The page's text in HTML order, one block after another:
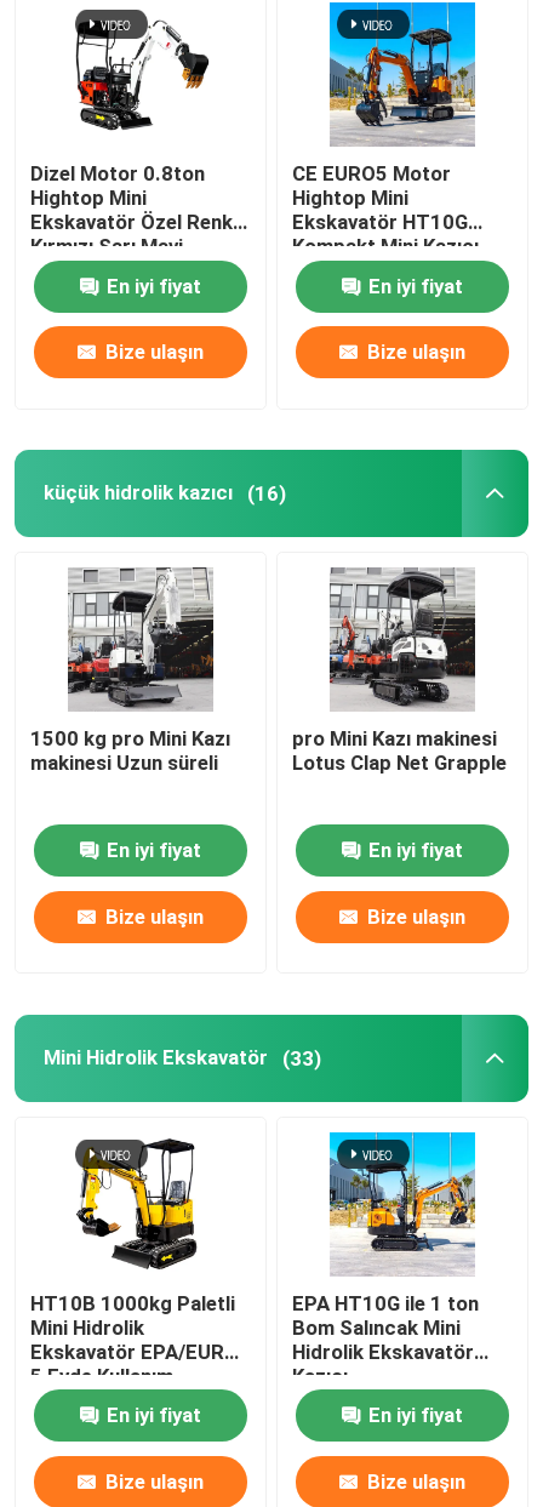
Fabrika turu
Bize ulaşın
Haberler
Teklif isteği
Hightop Mini Ekskavatör
Mini Hidrolik Ekskavatör
Mini Paletli Ekskavatör
Mini Nokta Dönüşlü Yükleyici
Küçük Tekerlekli Yükleyici
Elektrikli Otomatik Çim Biçme Makinesi
Tarım Çiftlik Traktörü
Poliüretan Sprey Köpük Makinası
Polyurea Püskürtme Makinesi
Polyurea Kimyasal
Kaldırma Çalışma Platformu
Sokak Süpürme Makinesi
Dizel Motor 0.8ton
Hightop Mini
Ekskavatör Özel Renk
Kırmızı Sarı Mavi
En iyi fiyat
Bize ulaşın
CE EURO5 Motor
Hightop Mini
Ekskavatör HT10G
Kompakt Mini Kazıcı
360 Döndür
En iyi fiyat
Bize ulaşın
küçük hidrolik kazıcı (16)
1500 kg pro Mini Kazı
makinesi Uzun süreli
En iyi fiyat
Bize ulaşın
pro Mini Kazı makinesi
Lotus Clap Net Grapple
En iyi fiyat
Bize ulaşın
Mini Hidrolik Ekskavatör (33)
HT10B 1000kg Paletli
Mini Hidrolik
Ekskavatör EPA/EURO
5 Evde Kullanım
En iyi fiyat
Bize ulaşın
EPA HT10G ile 1 ton
Bom Salıncak Mini
Hidrolik Ekskavatör
Kazıcı
En iyi fiyat
Bize ulaşın